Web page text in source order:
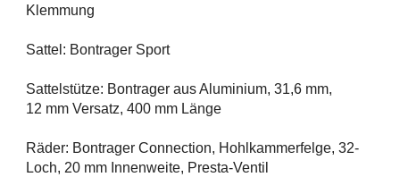
Klemmung
Sattel: Bontrager Sport
Sattelstütze: Bontrager aus Aluminium, 31,6 mm,
12 mm Versatz, 400 mm Länge
Räder: Bontrager Connection, Hohlkammerfelge, 32-
Loch, 20 mm Innenweite, Presta-Ventil